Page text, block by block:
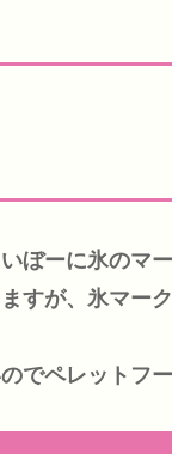
ぼーに氷のマー
すが、氷マー
でペレットフ